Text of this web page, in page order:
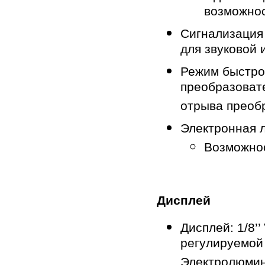
для звуковой
Режим
отрыва
Электронная
Дисплей
Дисплей: 1/